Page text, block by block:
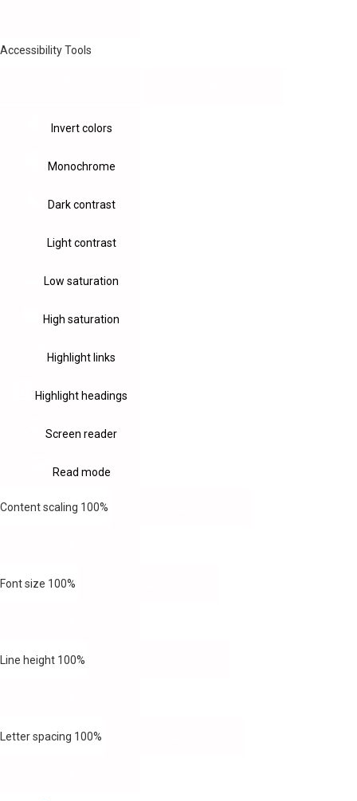
Accessibility Tools
Invert colors
Monochrome
Dark contrast
Light contrast
Low saturation
High saturation
Highlight links
Highlight headings
Screen reader
Read mode
Content scaling 100%
Font size 100%
Line height 100%
Letter spacing 100%